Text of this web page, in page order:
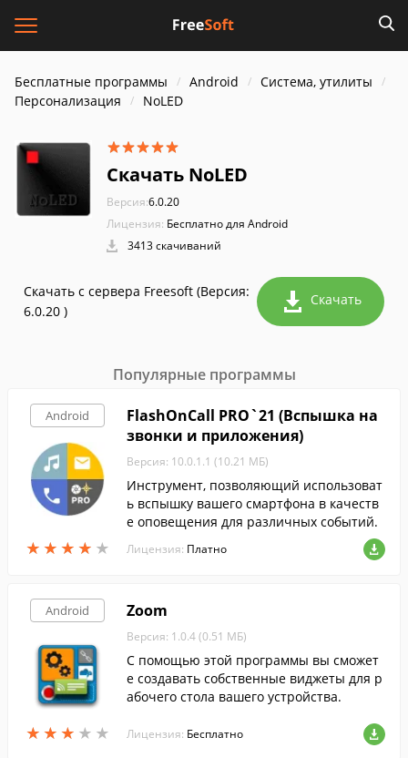
Бесплатные программы Android
Система, утилиты
Персонализация
NoLED
Скачать NoLED
Версия:6.0.20
Лицензия: Бесплатно для Android
3413 скачиваний
Скачать с сервера Freesoft (Версия:
6.0.20 )
Скачать
Популярные программы
Android
★ ★ ★ ★ ★
★ ★ ★ ★ ★
FlashOnCall PRO`21 (Вспышка на
звонки и приложения)
Версия: 10.0.1.1 (10.21 МБ)
Инструмент, позволяющий использоват
ь вспышку вашего смартфона в качеств
е оповещения для различных событий.
Лицензия: Платно
Android
★ ★ ★ ★ ★
★ ★ ★ ★ ★
Zoom
Версия: 1.0.4 (0.51 МБ)
С помощью этой программы вы сможет
е создавать собственные виджеты для р
абочего стола вашего устройства.
Лицензия: Бесплатно